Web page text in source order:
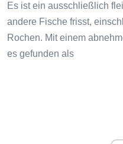
Es ist ein ausschließlich
andere Fische frisst,
Rochen. Mit einem
es gefunden als